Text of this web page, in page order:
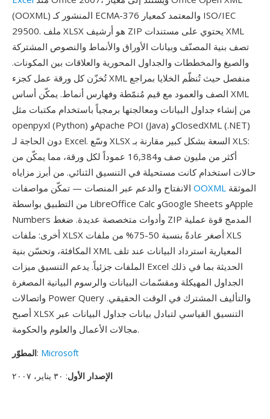
(OOXML) المنشور كـ ECMA-376 والمعتمد كمعيار ISO/IEC
29500. ملف XLSX هو أرشيف ZIP يحتوي على مستندات XML
تصف بنية المصنّف وبيانات الأوراق والأنماط والنصوص المشتركة
والصيغ والمخططات والجداول المحورية والعلاقات بين المكونات.
تُخزّن كل ورقة عمل كجزء XML منفصل حيث تُنظّم الخلايا بمراجع
الصف والعمود مع قيم مُنمّطة وفهارس أنماط. يمكّن أساس XML
من إنشاء جداول البيانات ومعالجتها برمجياً باستخدام مكتبات مثل
openpyxl (Python) وApache POI (Java) وClosedXML (.NET)
دون الحاجة لـ Excel. وسّع XLSX السعة بشكل كبير مقارنة بـ XLS:
أكثر من مليون صف و16,384 عموداً لكل ورقة، مما يمكّن من
حالات استخدام كانت مستحيلة في التنسيق الثنائي. من أبرز مزاياه
OOXML
من التطبيق بواسطة LibreOffice Calc وGoogle Sheets وApple
Numbers وأدوات متخصصة عديدة. ضغط ZIP المدمج قوة عملية
أخرى: ملفات XLSX أصغر عادةً بنسبة 50-75% من ملفات XLS
المكافئة، وتحسّن بنية XML المعيارية استرداد البيانات عند تلف
الملفات جزئياً. يدعم التنسيق ميزات Excel الحديثة بما في ذلك
الجداول المهيكلة ومقسّمات البيانات والرسوم البيانية المصغرة
واتصالات Power Query والتأليف المشترك في الوقت الحقيقي.
أصبح XLSX التنسيق القياسي لتبادل بيانات جداول البيانات عبر
مجالات الأعمال والعلوم والحكومة.
المطوّر: Microsoft
الإصدار الأول: ٣٠ يناير، ٢٠٠٧